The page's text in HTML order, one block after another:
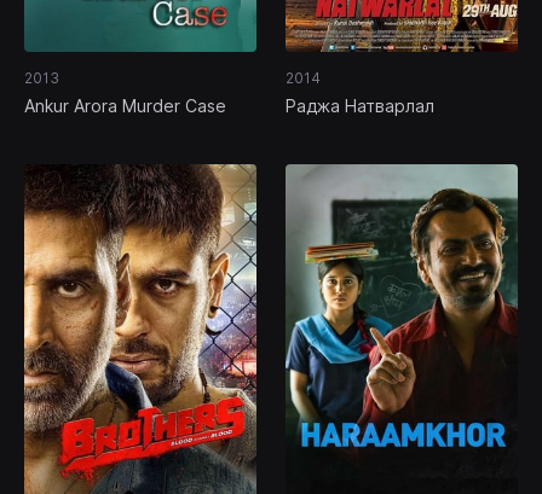
2013
Ankur Arora Murder Case
2014
Раджа Натварлал